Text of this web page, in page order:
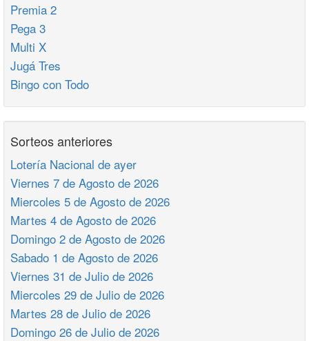
Premia 2
Pega 3
Multi X
Jugá Tres
Bingo con Todo
Sorteos anteriores
Lotería Nacional de ayer
Viernes 7 de Agosto de 2026
Miercoles 5 de Agosto de 2026
Martes 4 de Agosto de 2026
Domingo 2 de Agosto de 2026
Sabado 1 de Agosto de 2026
Viernes 31 de Julio de 2026
Miercoles 29 de Julio de 2026
Martes 28 de Julio de 2026
Domingo 26 de Julio de 2026